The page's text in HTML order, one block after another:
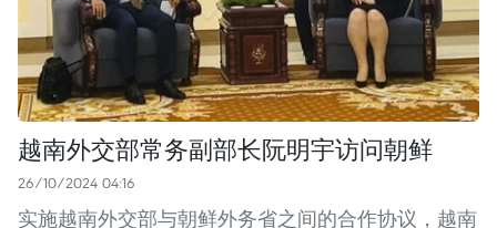
越南外交部常务副部长阮明宇访问朝鲜
26/10/2024 04:16
实施越南外交部与朝鲜外务省之间的合作协议，越南